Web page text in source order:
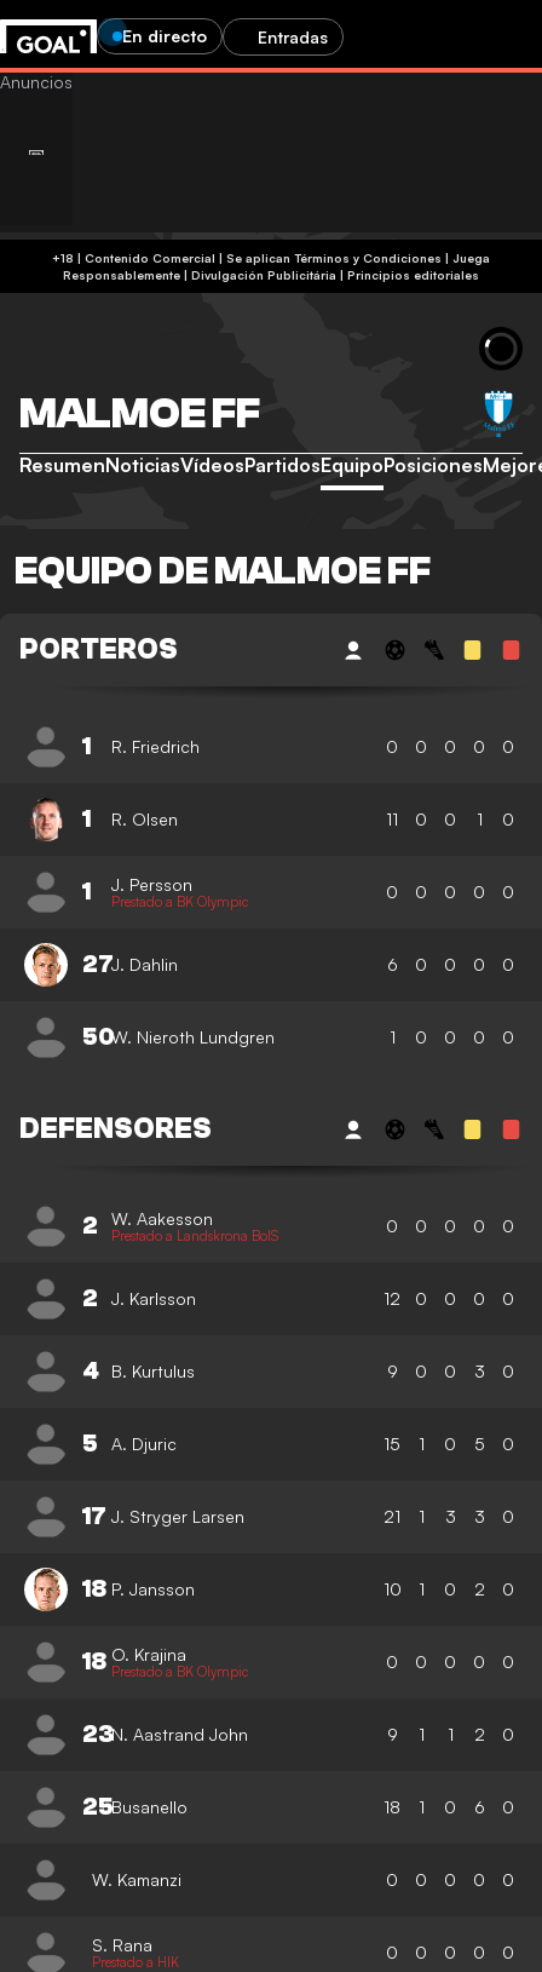
En directo Entradas
+18 | Contenido Comercial | Se aplican Términos y Condiciones | Juega
Responsablemente | Divulgación Publicitária | Principios editoriales
MALMOE FF
ResumenNoticiasVídeosPartidosEquipoPosiciones
EQUIPO DE MALMOE FF
PORTEROS
1 R. Friedrich 0 0 0 0 0
1 R. Olsen 11 0 0 1 0
1 J. Persson
Prestado a BK Olympic 0 0 0 0 0
27J. Dahlin 6 0 0 0 0
50W. Nieroth Lundgren 1 0 0 0 0
DEFENSORES
2 W. Aakesson
Prestado a Landskrona BoIS 0 0 0 0 0
2 J. Karlsson 12 0 0 0 0
4 B. Kurtulus 9 0 0 3 0
5 A. Djuric 15 1 0 5 0
17 J. Stryger Larsen 21 1 3 3 0
18 P. Jansson 10 1 0 2 0
18 O. Krajina
Prestado a BK Olympic 0 0 0 0 0
23N. Aastrand John 9 1 1 2 0
25Busanello 18 1 0 6 0
W. Kamanzi 0 0 0 0 0
S. Rana
Prestado a HIK 0 0 0 0 0